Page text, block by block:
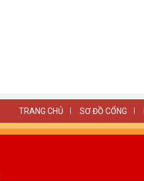
TRANG CHỦ SƠ ĐỒ CỔNG